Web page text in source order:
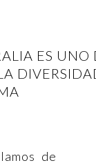
ES UNO
de